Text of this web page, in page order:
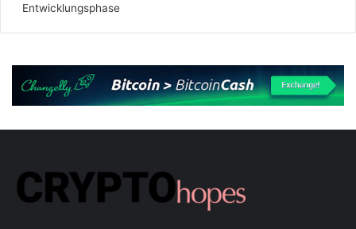
Entwicklungsphase